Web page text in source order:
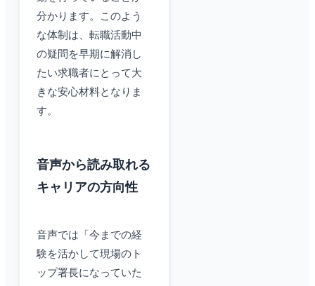
分かります。このよう
な体制は、転職活動中
の疑問を早期に解消し
たい求職者にとって大
きな安心材料となりま
す。
音声から読み取れる
キャリアの方向性
音声では「今までの経
験を活かして現場のト
ップ署長になっていた